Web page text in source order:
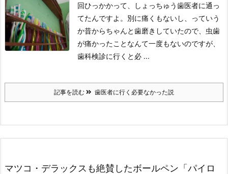
回ひっかかって、しょっちゅう歯医者に通っ
てたんですよ。 別に痛くもないし、っていう
か昔からちゃんと歯磨きしていたので、虫歯
が痛かったことなんて一度もないのですが、
歯科検診に行くと必 ...
記事を読む 歯医者に行く必要なかった説
マツコ・デラックスも絶賛したボールペン「パイロ